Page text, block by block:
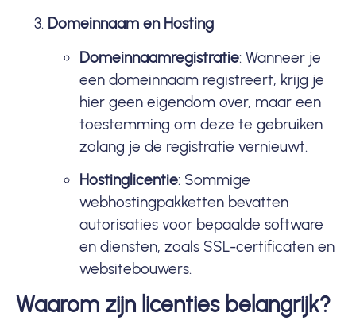
Domeinnaam en Hosting
Domeinnaamregistratie: Wanneer je
een domeinnaam registreert, krijg je
hier geen eigendom over, maar een
toestemming om deze te gebruiken
zolang je de registratie vernieuwt.
Hostinglicentie: Sommige
webhostingpakketten bevatten
autorisaties voor bepaalde software
en diensten, zoals SSL-certificaten en
websitebouwers.
Waarom zijn licenties belangrijk?